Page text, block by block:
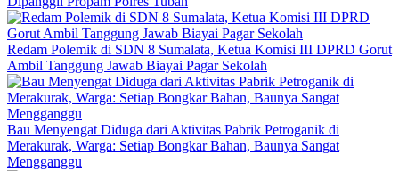
Redam Polemik di SDN 8 Sumalata, Ketua Komisi III DPRD Gorut
Ambil Tanggung Jawab Biayai Pagar Sekolah
Bau Menyengat Diduga dari Aktivitas Pabrik Petroganik di
Merakurak, Warga: Setiap Bongkar Bahan, Baunya Sangat
Mengganggu